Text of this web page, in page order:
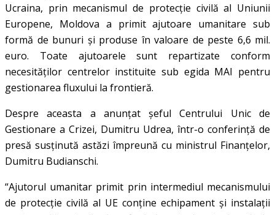
Ucraina, prin mecanismul de protecție civilă al Uniunii
Europene, Moldova a primit ajutoare umanitare sub
formă de bunuri și produse în valoare de peste 6,6 mil.
euro. Toate ajutoarele sunt repartizate conform
necesităților centrelor instituite sub egida MAI pentru
gestionarea fluxului la frontieră.
Despre aceasta a anunțat șeful Centrului Unic de
Gestionare a Crizei, Dumitru Udrea, într-o conferință de
presă susținută astăzi împreună cu ministrul Finanțelor,
Dumitru Budianschi.
“Ajutorul umanitar primit prin intermediul mecanismului
de protecție civilă al UE conține echipament și instalații